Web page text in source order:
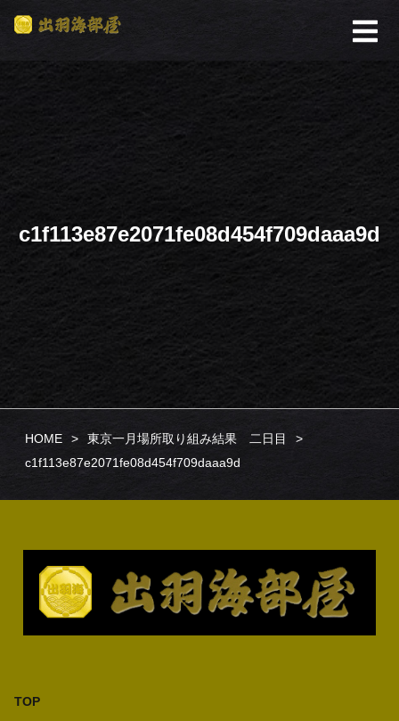
c1f113e87e2071fe08d454f709daaa9d
HOME
東京一月場所取り組み結果 二日目
c1f113e87e2071fe08d454f709daaa9d
TOP